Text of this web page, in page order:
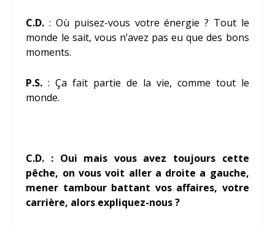
C.D. : Où puisez-vous votre énergie ? Tout le
monde le sait, vous n’avez pas eu que des bons
moments.
P.S. : Ça fait partie de la vie, comme tout le
monde.
C.D. : Oui mais vous avez toujours cette
pêche, on vous voit aller a droite a gauche,
mener tambour battant vos affaires, votre
carrière, alors expliquez-nous ?